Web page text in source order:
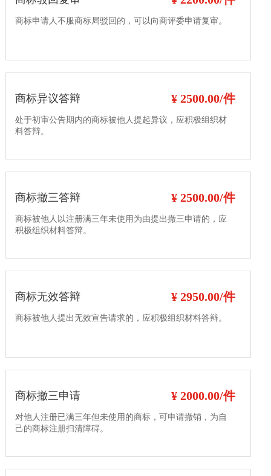
商标申请人不服商标局驳回的，可以向商评委申请复审。
商标异议答辩 ¥ 2500.00/件
处于初审公告期内的商标被他人提起异议，应积极组织材
料答辩。
商标撤三答辩 ¥ 2500.00/件
商标被他人以注册满三年未使用为由提出撤三申请的，应
积极组织材料答辩。
商标无效答辩 ¥ 2950.00/件
商标被他人提出无效宣告请求的，应积极组织材料答辩。
商标撤三申请 ¥ 2000.00/件
对他人注册已满三年但未使用的商标，可申请撤销，为自
己的商标注册扫清障碍。